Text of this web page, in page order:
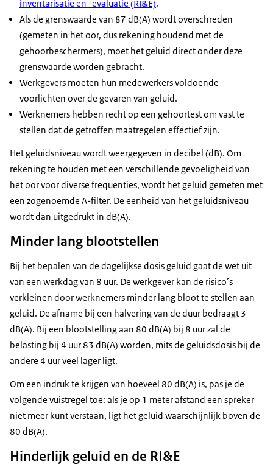
inventarisatie en -evaluatie (RI&E).
Als de grenswaarde van 87 dB(A) wordt overschreden
(gemeten in het oor, dus rekening houdend met de
gehoorbeschermers), moet het geluid direct onder deze
grenswaarde worden gebracht.
Werkgevers moeten hun medewerkers voldoende
voorlichten over de gevaren van geluid.
Werknemers hebben recht op een gehoortest om vast te
stellen dat de getroffen maatregelen effectief zijn.
Het geluidsniveau wordt weergegeven in decibel (dB). Om
rekening te houden met een verschillende gevoeligheid van
het oor voor diverse frequenties, wordt het geluid gemeten met
een zogenoemde A-filter. De eenheid van het geluidsniveau
wordt dan uitgedrukt in dB(A).
Minder lang blootstellen
Bij het bepalen van de dagelijkse dosis geluid gaat de wet uit
van een werkdag van 8 uur. De werkgever kan de risico’s
verkleinen door werknemers minder lang bloot te stellen aan
geluid. De afname bij een halvering van de duur bedraagt 3
dB(A). Bij een blootstelling aan 80 dB(A) bij 8 uur zal de
belasting bij 4 uur 83 dB(A) worden, mits de geluidsdosis bij de
andere 4 uur veel lager ligt.
Om een indruk te krijgen van hoeveel 80 dB(A) is, pas je de
volgende vuistregel toe: als je op 1 meter afstand een spreker
niet meer kunt verstaan, ligt het geluid waarschijnlijk boven de
80 dB(A).
Hinderlijk geluid en de RI&E